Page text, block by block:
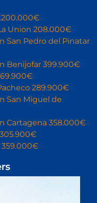
Union 208.000€
San Pedro del Pinatar
Benijofar 399.900€
289.900€
San Miguel de
Cartagena 358.000€
359.000€